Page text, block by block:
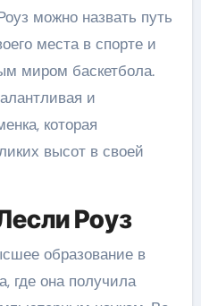
можно назвать путь
места в спорте и
миром баскетбола.
и
которая
высот в своей
Роуз
образование в
где она получила